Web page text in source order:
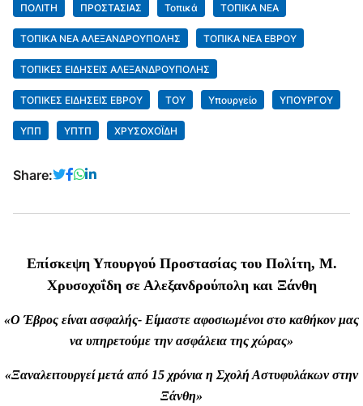
ΠΟΛΙΤΗ ΠΡΟΣΤΑΣΙΑΣ Τοπικά ΤΟΠΙΚΑ ΝΕΑ
ΤΟΠΙΚΑ ΝΕΑ ΑΛΕΞΑΝΔΡΟΥΠΟΛΗΣ ΤΟΠΙΚΑ ΝΕΑ ΕΒΡΟΥ
ΤΟΠΙΚΕΣ ΕΙΔΗΣΕΙΣ ΑΛΕΞΑΝΔΡΟΥΠΟΛΗΣ
ΤΟΠΙΚΕΣ ΕΙΔΗΣΕΙΣ ΕΒΡΟΥ ΤΟΥ Υπουργείο ΥΠΟΥΡΓΟΥ
ΥΠΠ ΥΠΤΠ ΧΡΥΣΟΧΟΪΔΗ
Share:
Επίσκεψη Υπουργού Προστασίας του Πολίτη, Μ.
Χρυσοχοΐδη σε Αλεξανδρούπολη και Ξάνθη
«Ο Έβρος είναι ασφαλής- Είμαστε αφοσιωμένοι στο καθήκον μας
να υπηρετούμε την ασφάλεια της χώρας»
«Ξαναλειτουργεί μετά από 15 χρόνια η Σχολή Αστυφυλάκων στην
Ξάνθη»